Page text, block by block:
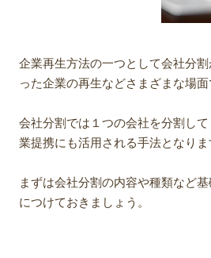
企業再生方法の一つとして会社分
った企業の再生などさまざまな場
会社分割では１つの会社を分割し
業提携にも活用される手法となりま
まずは会社分割の内容や種類など
につけておきましょう。